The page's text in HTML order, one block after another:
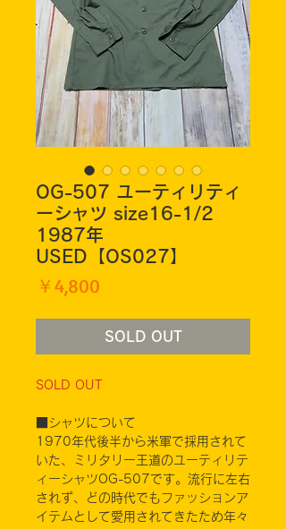
OG-507 ユーティリティ
ーシャツ size16-1/2
1987年
USED【OS027】
￥4,800
SOLD OUT
SOLD OUT
■シャツについて
1970年代後半から米軍で採用されて
いた、ミリタリー王道のユーティリテ
ィーシャツOG-507です。流行に左右
されず、どの時代でもファッションア
イテムとして愛用されてきたため年々